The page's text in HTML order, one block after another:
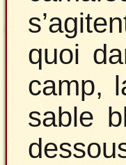
quoi
camp,
sable